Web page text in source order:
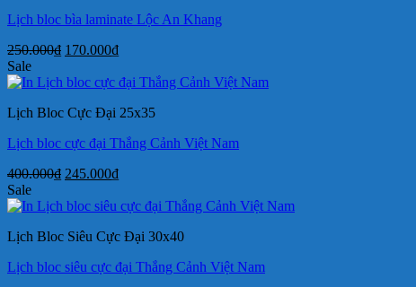
Lịch bloc bìa laminate Lộc An Khang
250.000₫ Giá
là:
170.000₫Giá
tại
170.000₫.
Sale
Lịch Bloc Cực Đại 25x35
Lịch bloc cực đại Thắng Cảnh Việt Nam
400.000₫ Giá
là:
245.000₫Giá
tại
245.000₫.
Sale
Lịch Bloc Siêu Cực Đại 30x40
Lịch bloc siêu cực đại Thắng Cảnh Việt Nam